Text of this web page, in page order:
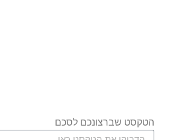
הטקסט שברצונכם לסכם